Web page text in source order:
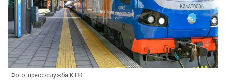
Фото: пресс-служба КТЖ